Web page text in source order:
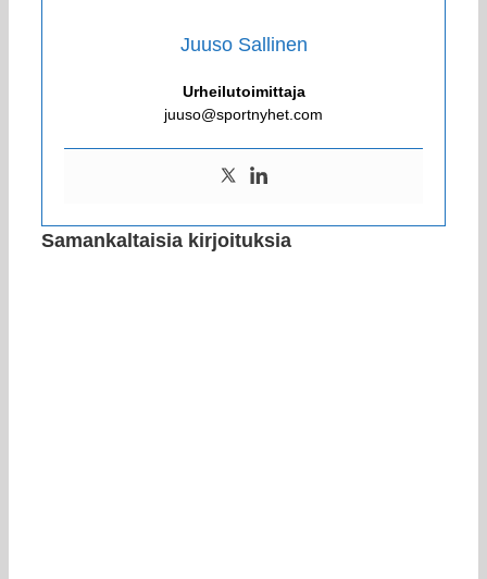
Juuso Sallinen
Urheilutoimittaja
juuso@sportnyhet.com
Samankaltaisia kirjoituksia